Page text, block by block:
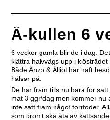
Ä-kullen 6
6 veckor gamla blir de i dag.
klättra halvvägs upp i
Både Änzo & Älliot har haft
hälsar på.
De har fram tills nu bara
mat 3 ggr/dag men kommer nu
inte satt fram något torrfoder.
som promt ska äta av